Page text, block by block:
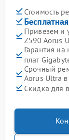
Стоимость
Привезем и
Z590 Aorus
Гарантия
плат
Срочный
Aorus Ultra в
Скидка для